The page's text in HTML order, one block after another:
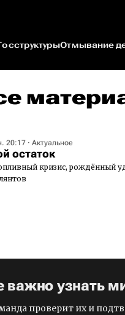
Отмывание
20:17 · Актуальное
остаток
кризис, рождённый
важно узнать
проверит их и